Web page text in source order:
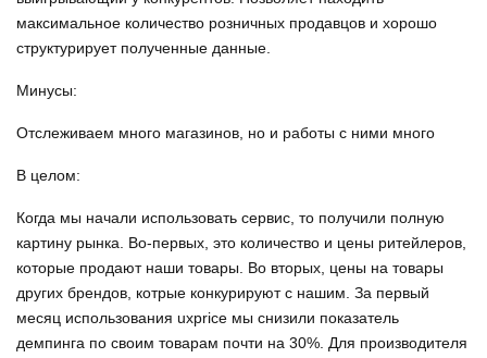
максимальное количество розничных продавцов и хорошо
структурирует полученные данные.
Минусы:
Отслеживаем много магазинов, но и работы с ними много
В целом:
Когда мы начали использовать сервис, то получили полную
картину рынка. Во-первых, это количество и цены ритейлеров,
которые продают наши товары. Во вторых, цены на товары
других брендов, котрые конкурируют с нашим. За первый
месяц использования uxprice мы снизили показатель
демпинга по своим товарам почти на 30%. Для производителя